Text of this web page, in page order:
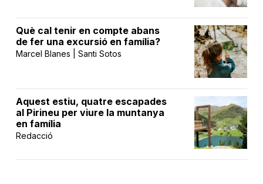
Què cal tenir en compte abans
de fer una excursió en família?
Marcel Blanes | Santi Sotos
Aquest estiu, quatre escapades
al Pirineu per viure la muntanya
en família
Redacció